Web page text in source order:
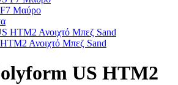
Μαύρο
Ανοιχτό Μπεζ Sand
US ΗΤΜ2